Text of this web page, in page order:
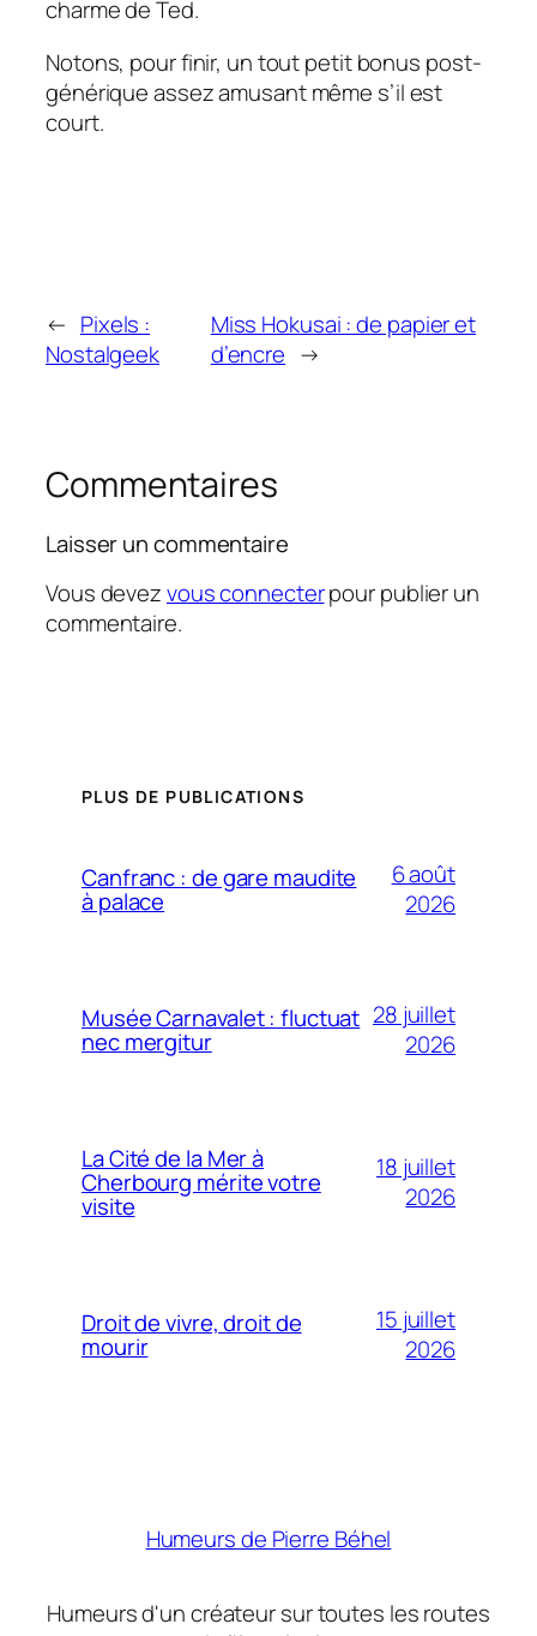
charme deTed.
Notons, pour finir, un tout petit bonus post-
générique assez amusant même s’il est
court.
← Pixels :
Nostalgeek
Miss Hokusai : de papier et
d’encre →
Commentaires
Laisser un commentaire
Vous devezvous connecterpour publier un
commentaire.
PLUS DE PUBLICATIONS
Canfranc : de gare maudite
à palace
6 août
2026
Musée Carnavalet : fluctuat
nec mergitur
28 juillet
2026
La Cité de la Mer à
Cherbourg mérite votre
visite
18 juillet
2026
Droit de vivre, droit de
mourir
15 juillet
2026
Humeurs de Pierre Béhel
Humeurs d'un créateur sur toutes les routes